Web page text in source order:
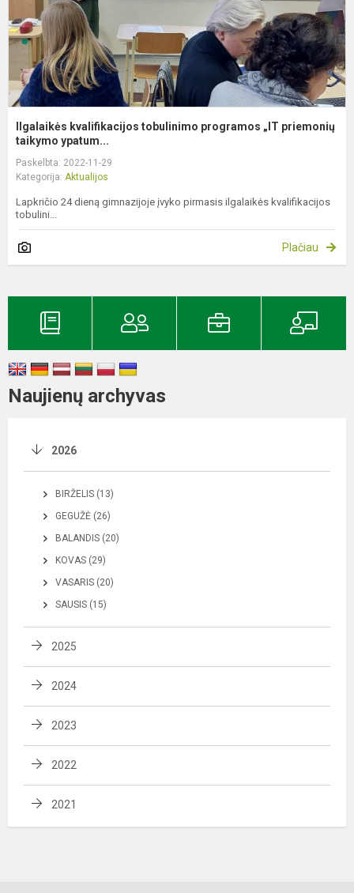
Ilgalaikės kvalifikacijos tobulinimo programos „IT priemonių
taikymo ypatum...
Paskelbta: 2022-11-29
Kategorija: Aktualijos
Lapkričio 24 dieną gimnazijoje įvyko pirmasis ilgalaikės kvalifikacijos
tobulini...
Plačiau
Naujienų archyvas
2026
BIRŽELIS (13)
GEGUŽĖ (26)
BALANDIS (20)
KOVAS (29)
VASARIS (20)
SAUSIS (15)
2025
2024
2023
2022
2021